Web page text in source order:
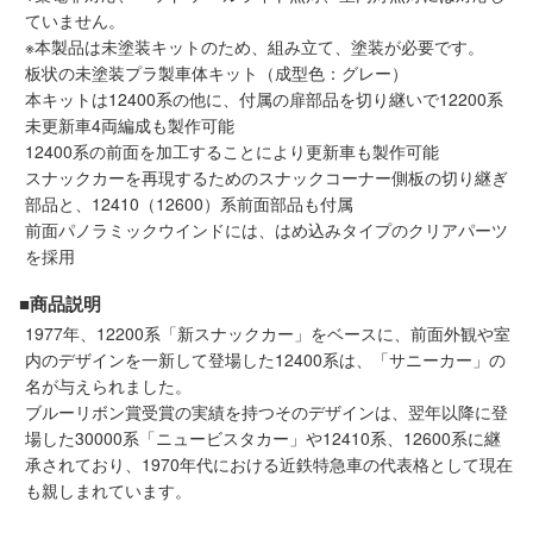
メルマガ登録 LINEお友達登録
Infomation
ご注文方法
ヘルプページ
お問い合せ
ログイン/マイページ
お気に入りリスト
新規会員登録
ていません。
※本製品は未塗装キットのため、組み立て、塗装が必要です。
板状の未塗装プラ製車体キット（成型色：グレー）
本キットは12400系の他に、付属の扉部品を切り継いで12200系
未更新車4両編成も製作可能
12400系の前面を加工することにより更新車も製作可能
スナックカーを再現するためのスナックコーナー側板の切り継ぎ
部品と、12410（12600）系前面部品も付属
前面パノラミックウインドには、はめ込みタイプのクリアパーツ
を採用
■商品説明
1977年、12200系「新スナックカー」をベースに、前面外観や室
内のデザインを一新して登場した12400系は、「サニーカー」の
名が与えられました。
ブルーリボン賞受賞の実績を持つそのデザインは、翌年以降に登
場した30000系「ニュービスタカー」や12410系、12600系に継
承されており、1970年代における近鉄特急車の代表格として現在
も親しまれています。